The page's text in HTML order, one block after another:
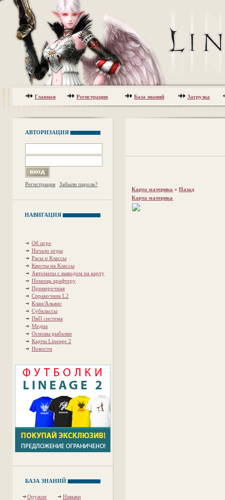
Главная Регистрация База знаний Загрузка
АВТОРИЗАЦИЯ
Регистрация Забыли пароль?
НАВИГАЦИЯ
Об игре
Начало игры
Расы и Классы
Квесты на Классы
Автоматы с выводом на карту
Помощь крафтеру
Примерочная
Справочник L2
Клан/Альянс
Субклассы
ПвП система
Медиа
Основы рыбалки
Карты Lineage 2
Новости
БАЗА ЗНАНИЙ
Оружие
Навыки
Карта материка «Назад
Карта материка